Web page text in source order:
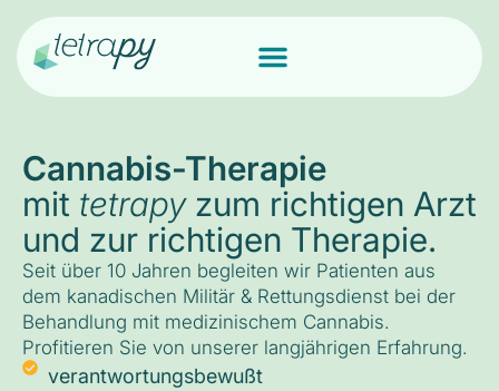
Cannabis-Therapie
mit tetrapyzum richtigen Arzt
und zur richtigen Therapie.
Seit über 10 Jahren begleiten wir Patienten aus
dem kanadischen Militär & Rettungsdienst bei der
Behandlung mit medizinischem Cannabis.
Profitieren Sie von unserer langjährigen Erfahrung.
verantwortungsbewußt